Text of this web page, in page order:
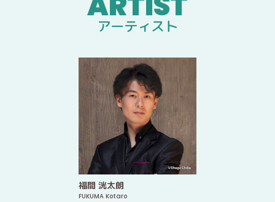
アーティスト
福間 洸太朗
FUKUMA Kotaro